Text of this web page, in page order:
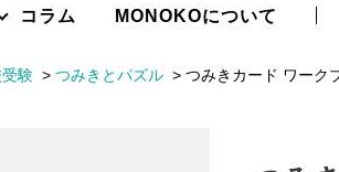
コラム MONOKOについて
験 つみきとパズル つみきカード ワーク